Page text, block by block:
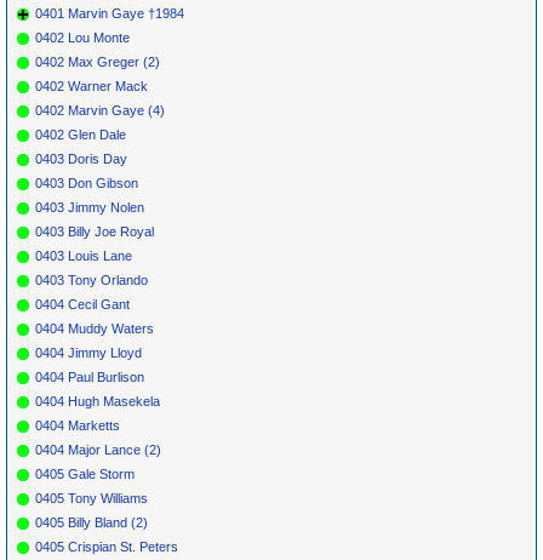
0401 Marvin Gaye †1984
0402 Lou Monte
0402 Max Greger (2)
0402 Warner Mack
0402 Marvin Gaye (4)
0402 Glen Dale
0403 Doris Day
0403 Don Gibson
0403 Jimmy Nolen
0403 Billy Joe Royal
0403 Louis Lane
0403 Tony Orlando
0404 Cecil Gant
0404 Muddy Waters
0404 Jimmy Lloyd
0404 Paul Burlison
0404 Hugh Masekela
0404 Marketts
0404 Major Lance (2)
0405 Gale Storm
0405 Tony Williams
0405 Billy Bland (2)
0405 Crispian St. Peters